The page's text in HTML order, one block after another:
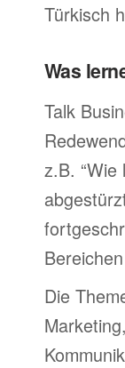
Türkisch
Was
Talk
z.B.
Die